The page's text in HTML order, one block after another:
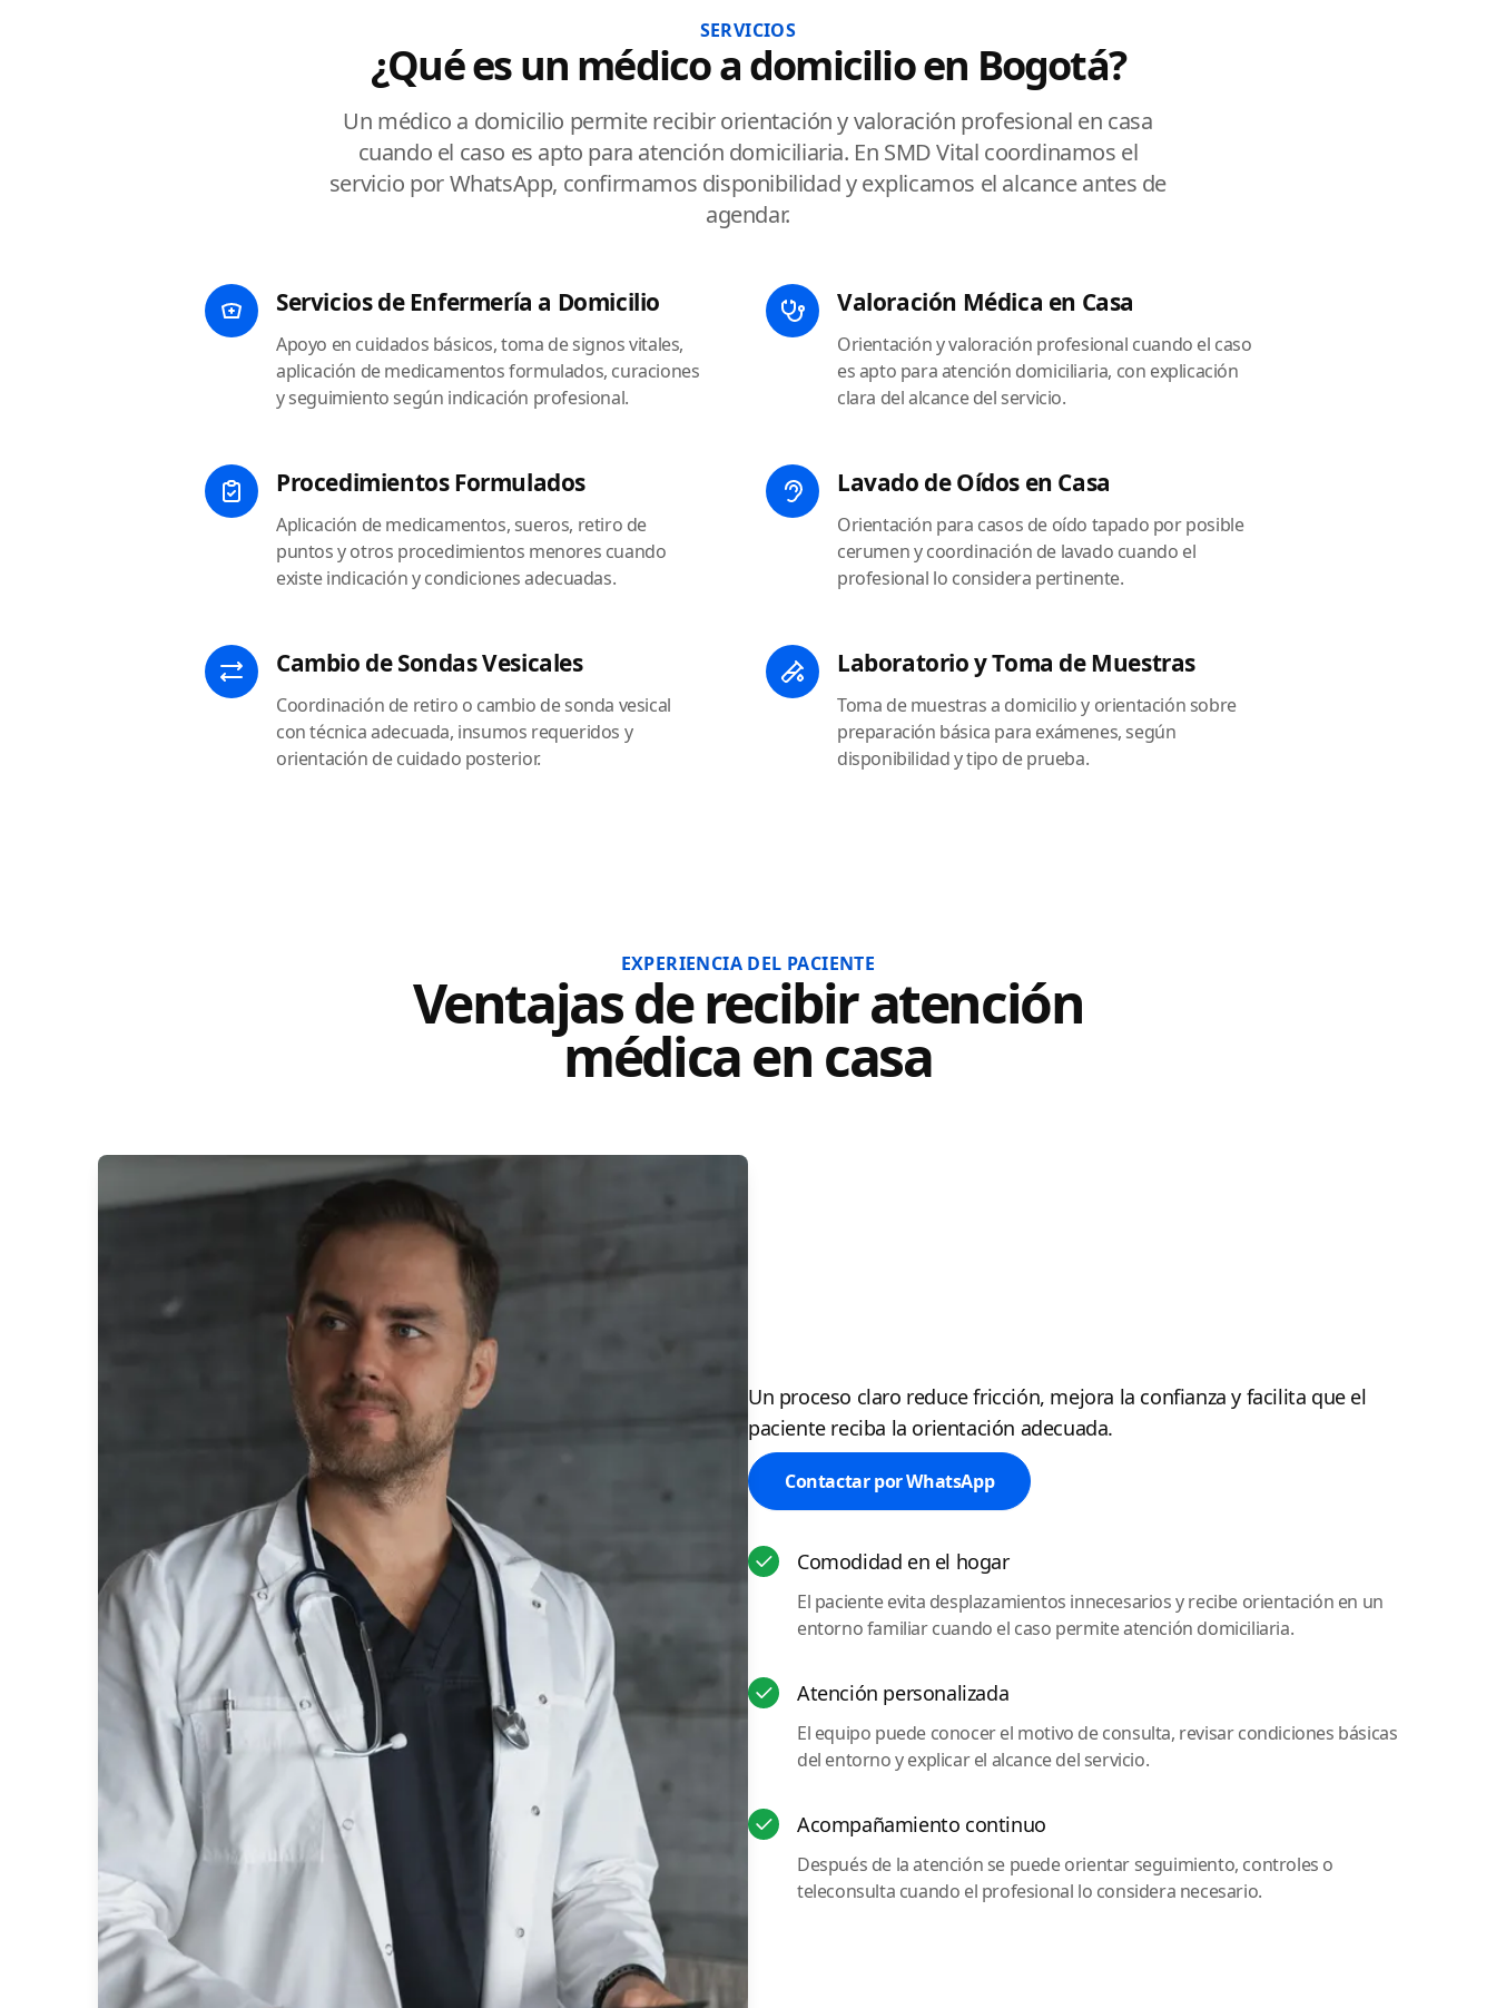
SERVICIOS
¿Qué es un médico a domicilio en Bogotá?
Un médico a domicilio permite recibir orientación y valoración profesional en casa
cuando el caso es apto para atención domiciliaria. En SMD Vital coordinamos el
servicio por WhatsApp, confirmamos disponibilidad y explicamos el alcance antes de
agendar.
Servicios de Enfermería a Domicilio
Apoyo en cuidados básicos, toma de signos vitales,
aplicación de medicamentos formulados, curaciones
y seguimiento según indicación profesional.
Valoración Médica en Casa
Orientación y valoración profesional cuando el caso
es apto para atención domiciliaria, con explicación
clara del alcance del servicio.
Procedimientos Formulados
Aplicación de medicamentos, sueros, retiro de
puntos y otros procedimientos menores cuando
existe indicación y condiciones adecuadas.
Lavado de Oídos en Casa
Orientación para casos de oído tapado por posible
cerumen y coordinación de lavado cuando el
profesional lo considera pertinente.
Cambio de Sondas Vesicales
Coordinación de retiro o cambio de sonda vesical
con técnica adecuada, insumos requeridos y
orientación de cuidado posterior.
Laboratorio y Toma de Muestras
Toma de muestras a domicilio y orientación sobre
preparación básica para exámenes, según
disponibilidad y tipo de prueba.
EXPERIENCIA DEL PACIENTE
Ventajas de recibir atención
médica en casa
Un proceso claro reduce fricción, mejora la confianza y facilita que el
paciente reciba la orientación adecuada.
Contactar por WhatsApp
Comodidad en el hogar
El paciente evita desplazamientos innecesarios y recibe orientación en un
entorno familiar cuando el caso permite atención domiciliaria.
Atención personalizada
El equipo puede conocer el motivo de consulta, revisar condiciones básicas
del entorno y explicar el alcance del servicio.
Acompañamiento continuo
Después de la atención se puede orientar seguimiento, controles o
teleconsulta cuando el profesional lo considera necesario.